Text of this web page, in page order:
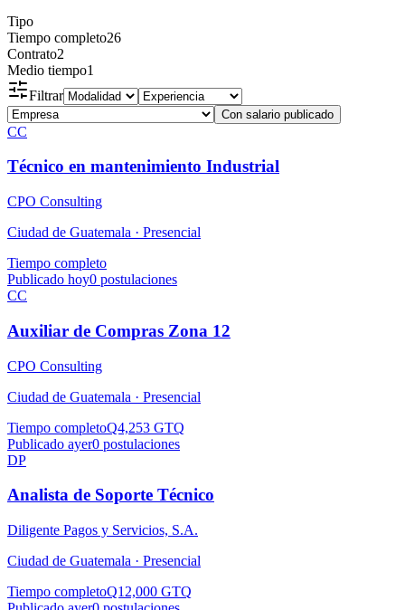
Tipo
Tiempo completo26
Contrato2
Medio tiempo1
Filtrar
Con salario publicado
CC
Técnico en mantenimiento Industrial
CPO Consulting
Ciudad de Guatemala · Presencial
Tiempo completo
Publicado hoy0 postulaciones
CC
Auxiliar de Compras Zona 12
CPO Consulting
Ciudad de Guatemala · Presencial
Tiempo completoQ4,253 GTQ
Publicado ayer0 postulaciones
DP
Analista de Soporte Técnico
Diligente Pagos y Servicios, S.A.
Ciudad de Guatemala · Presencial
Tiempo completoQ12,000 GTQ